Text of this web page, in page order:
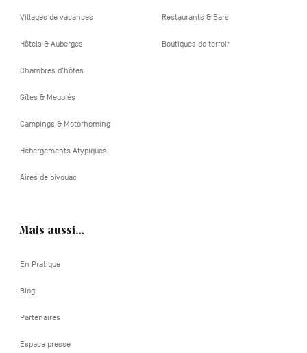
Villages de vacances
Hôtels & Auberges
Chambres d'hôtes
Gîtes & Meublés
Campings & Motorhoming
Hébergements Atypiques
Aires de bivouac
Restaurants & Bars
Boutiques de terroir
Mais aussi…
En Pratique
Blog
Partenaires
Espace presse